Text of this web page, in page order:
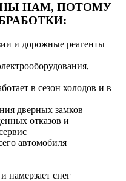
НАМ, ПОТОМУ
и дорожные реагенты
в сезон холодов и в
дверных замков
отказов и
автомобиля
намерзает снег